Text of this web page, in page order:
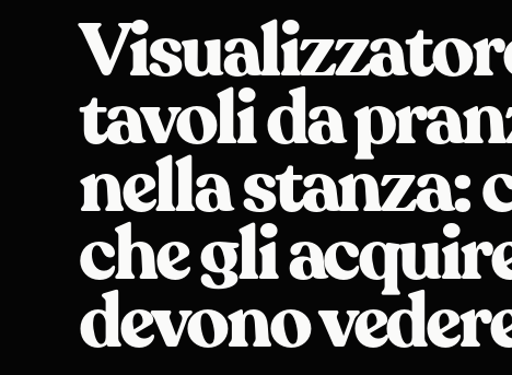
tavoli da
nella stanza:
che gli
devono